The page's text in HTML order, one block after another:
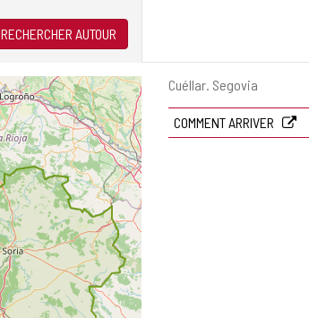
Adresse
Cuéllar. Segovia
COMMENT ARRIVER
RECHERCHER AUTOUR